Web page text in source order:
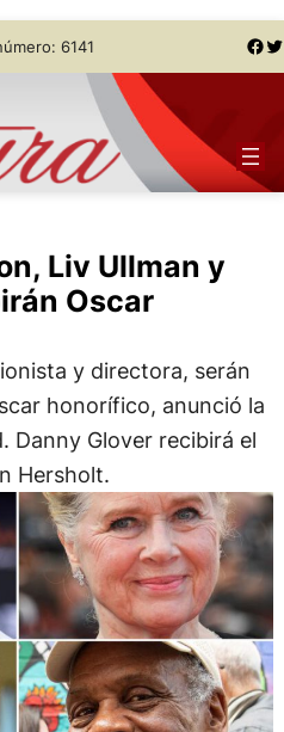
6141 Facebook Twitter
Liv Ullman y
Oscar
y directora, serán
honorífico, anunció la
Danny Glover recibirá el
Hersholt.